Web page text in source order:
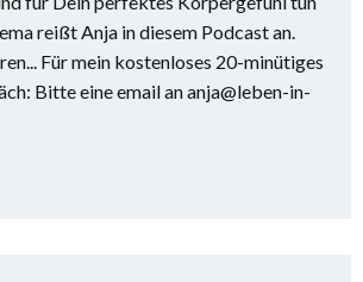
reißt Anja in diesem Podcast an.
Für mein kostenloses 20-minütiges
Bitte eine email an anja@leben-in-